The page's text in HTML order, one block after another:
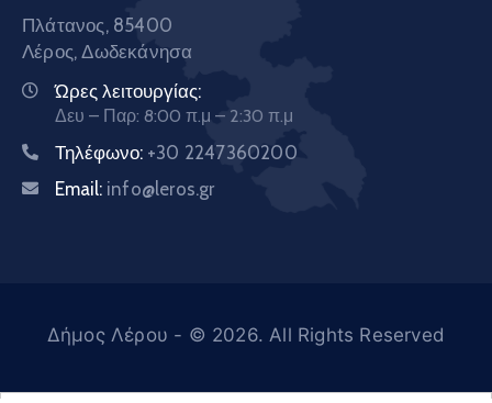
Πλάτανος, 85400
Λέρος, Δωδεκάνησα
Ώρες λειτουργίας:
Δευ – Παρ: 8:00 π.μ – 2:30 π.μ
Τηλέφωνο: +30 2247360200
Email: info@leros.gr
Δήμος Λέρου - © 2026. All Rights Reserved